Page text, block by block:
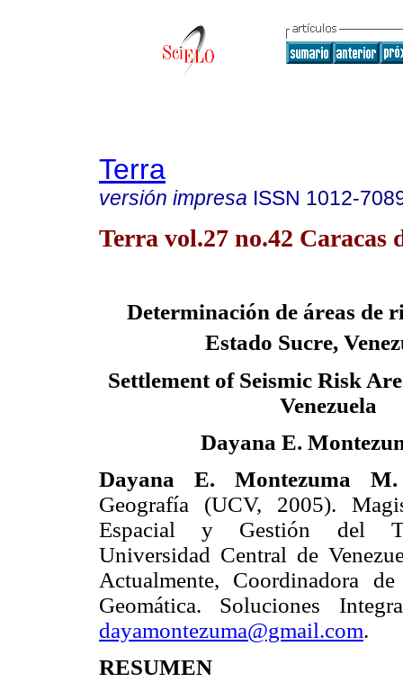
Terra
versión impresa ISSN 1012-
Terra vol.27 no.42 Caracas
Determinación de áreas de
Estado Sucre,
Settlement of Seismic Risk
Venezuela
Dayana E.
Dayana E. Montezuma M.
Geografía (UCV, 2005).
Espacial y Gestión del
Universidad Central de
Actualmente, Coordinadora
Geomática. Soluciones
dayamontezuma@gmail.com.
RESUMEN